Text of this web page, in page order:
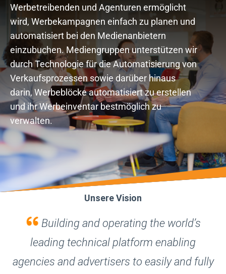
Werbetreibenden und Agenturen ermöglicht
wird, Werbekampagnen einfach zu planen und
automatisiert bei den Medienanbietern
einzubuchen. Mediengruppen unterstützen wir
durch Technologie für die Automatisierung von
Verkaufsprozessen sowie darüber hinaus
darin, Werbeblöcke automatisiert zu erstellen
und ihr Werbeinventar bestmöglich zu
verwalten.
Unsere Vision
Building and operating the world’s
leading technical platform enabling
agencies and advertisers to easily and fully